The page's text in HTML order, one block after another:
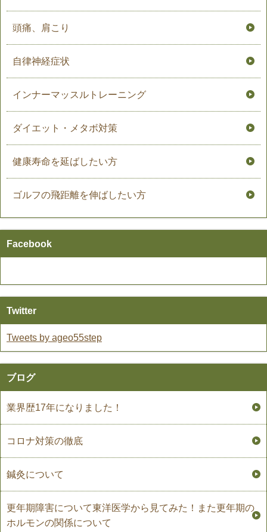
頭痛、肩こり
自律神経症状
インナーマッスルトレーニング
ダイエット・メタボ対策
健康寿命を延ばしたい方
ゴルフの飛距離を伸ばしたい方
Facebook
Twitter
Tweets by ageo55step
ブログ
業界歴17年になりました！
コロナ対策の徹底
鍼灸について
更年期障害について東洋医学から見てみた！また更年期の
ホルモンの関係について